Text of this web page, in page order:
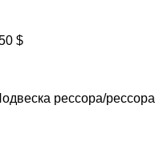
$
рессора/рессора